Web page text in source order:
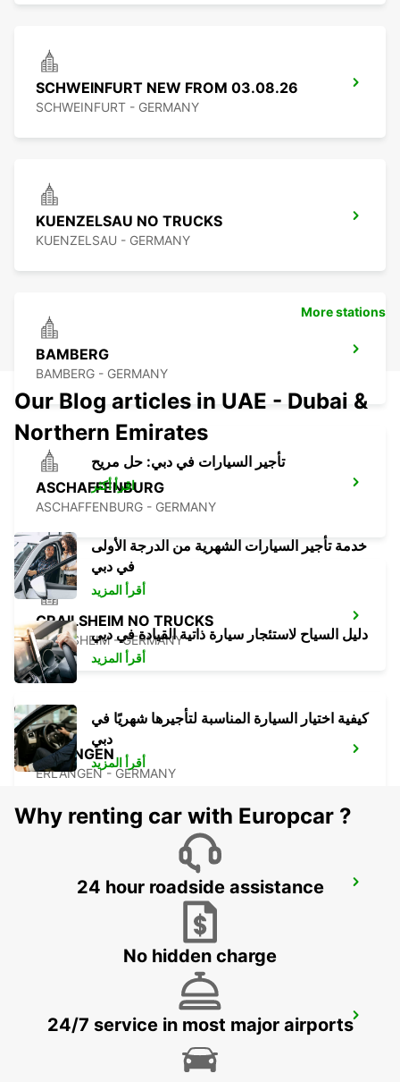
SCHWEINFURT NEW FROM 03.08.26
SCHWEINFURT - GERMANY
KUENZELSAU NO TRUCKS
KUENZELSAU - GERMANY
BAMBERG
BAMBERG - GERMANY
ASCHAFFENBURG
ASCHAFFENBURG - GERMANY
CRAILSHEIM NO TRUCKS
CRAILSHEIM - GERMANY
ERLANGEN
ERLANGEN - GERMANY
SCHWAEBISCH HALL NO TRUCKS
SCHWAEBISCH HALL - GERMANY
FUERTH
More stations
Our Blog articles in UAE - Dubai &
Northern Emirates
تأجير السيارات في دبي: حل مريح
اقرأ أكثر
خدمة تأجير السيارات الشهرية من الدرجة الأولى
في دبي
أقرأ المزيد
دليل السياح لاستئجار سيارة ذاتية القيادة في دبي
أقرأ المزيد
كيفية اختيار السيارة المناسبة لتأجيرها شهريًا في
دبي
أقرأ المزيد
Why renting car with Europcar ?
24 hour roadside assistance
No hidden charge
24/7 service in most major airports